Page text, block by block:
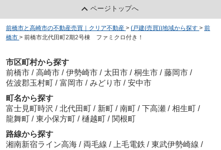
ページトップへ
前橋市と高崎市の不動産売買｜クリア不動産 > (戸建(売買))地域から探す > 前
橋市 > 前橋市北代田町2期2号棟 ファミクロ付き！
市区町村から探す
前橋市 / 高崎市 / 伊勢崎市 / 太田市 / 桐生市 / 藤岡市 /
佐波郡玉村町 / 富岡市 / みどり市 / 安中市
町名から探す
富士見町時沢 / 北代田町 / 新町 / 南町 / 下高瀬 / 相生町 /
龍舞町 / 東小保方町 / 樋越町 / 関根町
路線から探す
湘南新宿ライン高海 / 両毛線 / 上毛電鉄 / 東武伊勢崎線 /